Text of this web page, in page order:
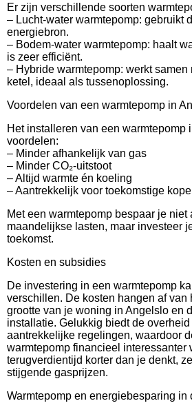
Er zijn verschillende soorten
– Lucht-water warmtepomp: gebruikt
energiebron.
– Bodem-water warmtepomp: haalt
is zeer efficiënt.
– Hybride warmtepomp: werkt samen
ketel, ideaal als tussenoplossing.
Voordelen van een warmtepomp in
Het installeren van een warmtepomp
voordelen:
– Minder afhankelijk van gas
– Minder CO₂-uitstoot
– Altijd warmte én koeling
– Aantrekkelijk voor toekomstige
Met een warmtepomp bespaar je niet
maandelijkse lasten, maar investeer
toekomst.
Kosten en subsidies
De investering in een warmtepomp
verschillen. De kosten hangen af van
grootte van je woning in Angelslo en
installatie. Gelukkig biedt de
aantrekkelijke regelingen, waardoor
warmtepomp financieel interessanter
terugverdientijd korter dan je denkt,
stijgende gasprijzen.
Warmtepomp en energiebesparing in